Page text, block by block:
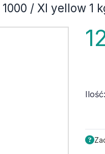
/ XI yellow 1
Ilość: